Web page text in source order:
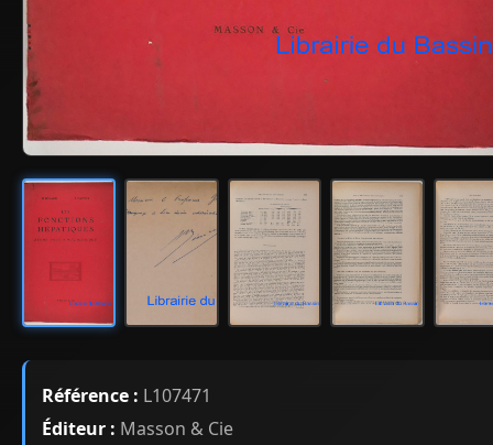
Référence : L107471
Éditeur : Masson & Cie